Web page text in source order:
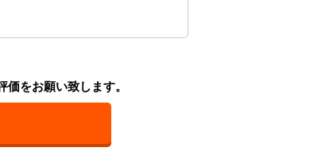
をお願い致します。